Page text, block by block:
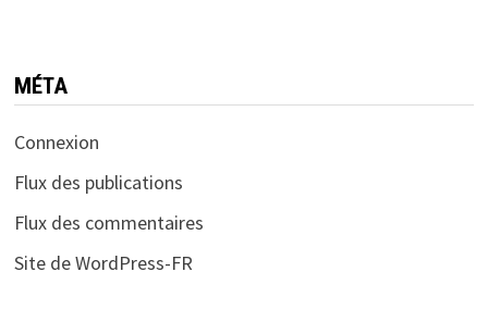
MÉTA
Connexion
Flux des publications
Flux des commentaires
Site de WordPress-FR